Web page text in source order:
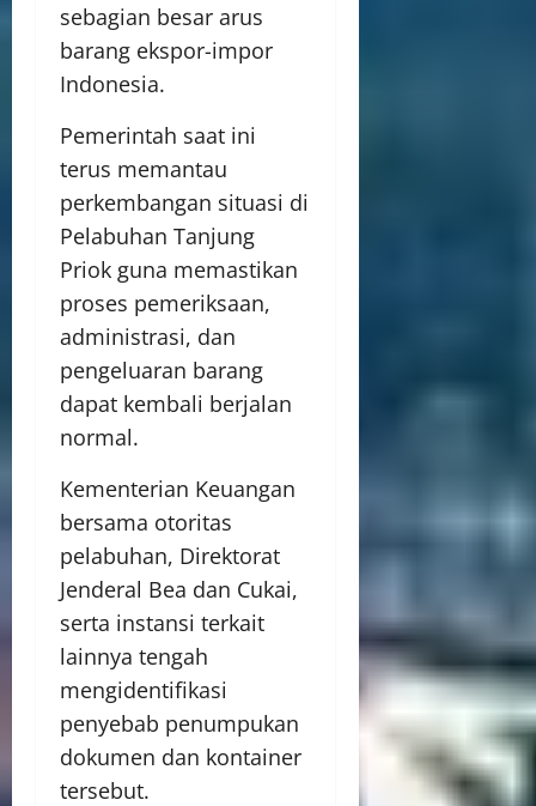
sebagian besar arus
barang ekspor-impor
Indonesia.
Pemerintah saat ini
terus memantau
perkembangan situasi di
Pelabuhan Tanjung
Priok guna memastikan
proses pemeriksaan,
administrasi, dan
pengeluaran barang
dapat kembali berjalan
normal.
Kementerian Keuangan
bersama otoritas
pelabuhan, Direktorat
Jenderal Bea dan Cukai,
serta instansi terkait
lainnya tengah
mengidentifikasi
penyebab penumpukan
dokumen dan kontainer
tersebut.